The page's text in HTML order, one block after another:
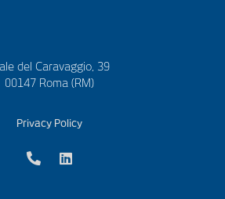
del Caravaggio, 39
00147 Roma (RM)
Privacy Policy